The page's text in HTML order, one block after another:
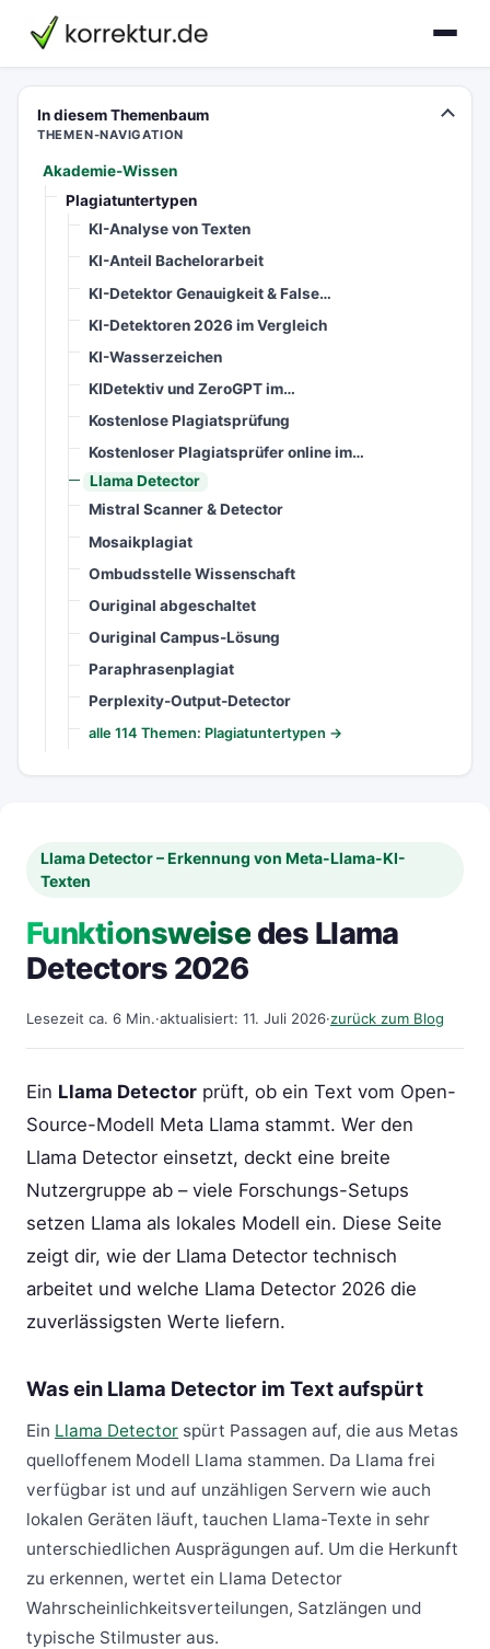
korrektur.de
In diesem Themenbaum
THEMEN-NAVIGATION
Akademie-Wissen
Plagiatuntertypen
KI-Analyse von Texten
KI-Anteil Bachelorarbeit
KI-Detektor Genauigkeit & False…
KI-Detektoren 2026 im Vergleich
KI-Wasserzeichen
KIDetektiv und ZeroGPT im…
Kostenlose Plagiatsprüfung
Kostenloser Plagiatsprüfer online im…
Llama Detector
Mistral Scanner & Detector
Mosaikplagiat
Ombudsstelle Wissenschaft
Ouriginal abgeschaltet
Ouriginal Campus-Lösung
Paraphrasenplagiat
Perplexity-Output-Detector
alle 114 Themen: Plagiatuntertypen →
Llama Detector – Erkennung von Meta-Llama-KI-
Texten
Funktionsweise des Llama
Detectors 2026
Lesezeit ca. 6 Min.·aktualisiert: 11. Juli 2026·zurück zum Blog
Ein Llama Detector prüft, ob ein Text vom Open-
Source-Modell Meta Llama stammt. Wer den
Llama Detector einsetzt, deckt eine breite
Nutzergruppe ab – viele Forschungs-Setups
setzen Llama als lokales Modell ein. Diese Seite
zeigt dir, wie der Llama Detector technisch
arbeitet und welche Llama Detector 2026 die
zuverlässigsten Werte liefern.
Was ein Llama Detector im Text aufspürt
Ein Llama Detector spürt Passagen auf, die aus Metas
quelloffenem Modell Llama stammen. Da Llama frei
verfügbar ist und auf unzähligen Servern wie auch
lokalen Geräten läuft, tauchen Llama-Texte in sehr
unterschiedlichen Ausprägungen auf. Um die Herkunft
zu erkennen, wertet ein Llama Detector
Wahrscheinlichkeitsverteilungen, Satzlängen und
typische Stilmuster aus.